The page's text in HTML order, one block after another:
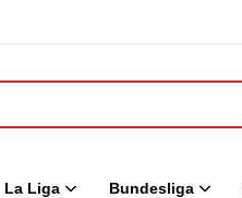
La Liga Bundesliga